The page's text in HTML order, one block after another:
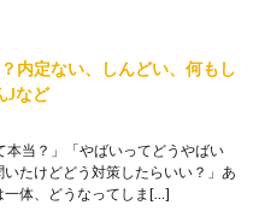
内定ない、しんどい、何もし
Jなど
本当？」「やばいってどうやばい
たけどどう対策したらいい？」あ
体、どうなってしま[…]